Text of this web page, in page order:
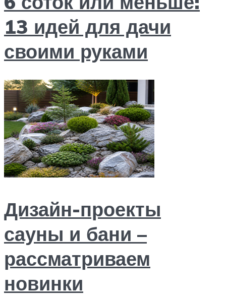
13 идей для дачи
своими руками
Дизайн-проекты
сауны и бани –
рассматриваем
новинки